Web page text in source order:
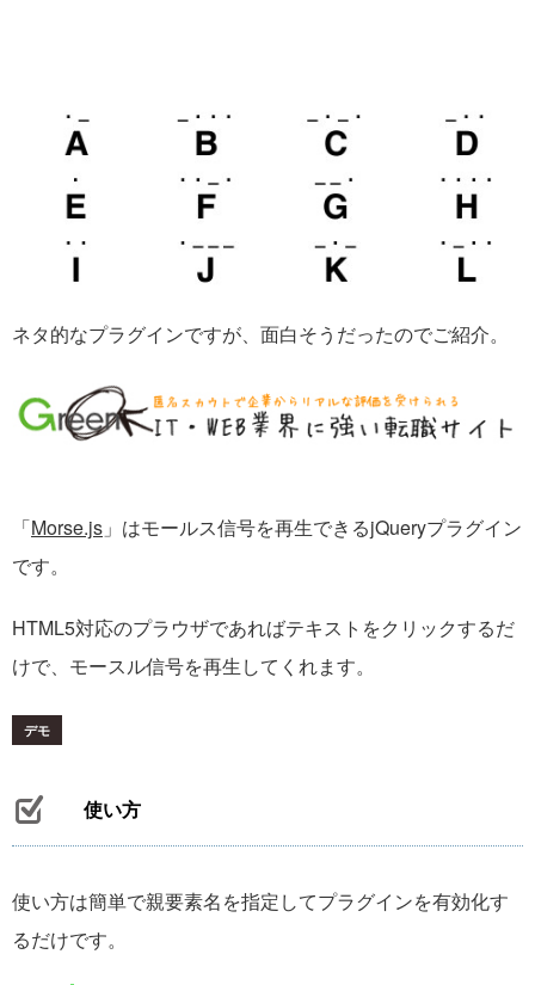
ネタ的なプラグインですが、面白そうだったのでご紹介。
「Morse.js 」はモールス信号を再生できるjQueryプラグイン
です。
HTML5対応のプラウザであればテキストをクリックするだ
けで、モースル信号を再生してくれます。
デモ
使い方
使い方は簡単で親要素名を指定してプラグインを有効化す
るだけです。